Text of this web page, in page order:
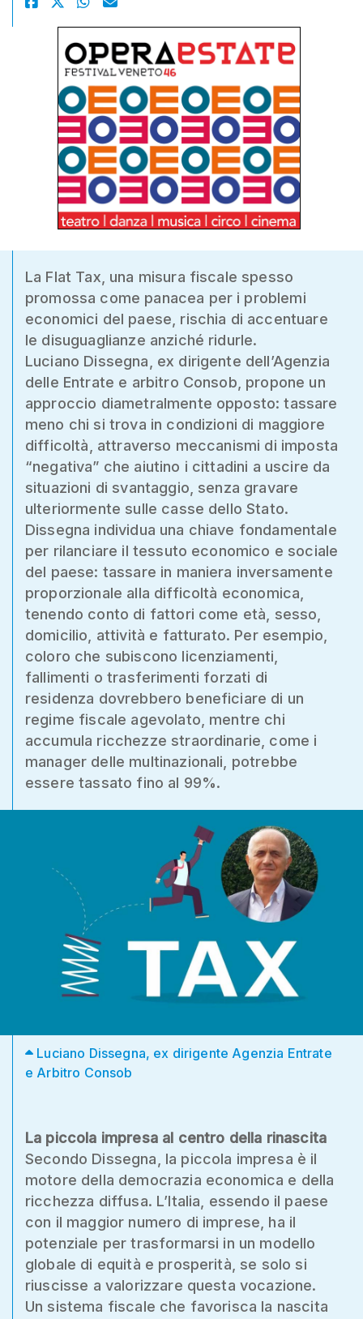
La Flat Tax, una misura fiscale spesso
promossa come panacea per i problemi
economici del paese, rischia di accentuare
le disuguaglianze anziché ridurle.
Luciano Dissegna, ex dirigente dell’Agenzia
delle Entrate e arbitro Consob, propone un
approccio diametralmente opposto: tassare
meno chi si trova in condizioni di maggiore
difficoltà, attraverso meccanismi di imposta
“negativa” che aiutino i cittadini a uscire da
situazioni di svantaggio, senza gravare
ulteriormente sulle casse dello Stato.
Dissegna individua una chiave fondamentale
per rilanciare il tessuto economico e sociale
del paese: tassare in maniera inversamente
proporzionale alla difficoltà economica,
tenendo conto di fattori come età, sesso,
domicilio, attività e fatturato. Per esempio,
coloro che subiscono licenziamenti,
fallimenti o trasferimenti forzati di
residenza dovrebbero beneficiare di un
regime fiscale agevolato, mentre chi
accumula ricchezze straordinarie, come i
manager delle multinazionali, potrebbe
essere tassato fino al 99%.
Luciano Dissegna, ex dirigente Agenzia Entrate
e Arbitro Consob
La piccola impresa al centro della rinascita
Secondo Dissegna, la piccola impresa è il
motore della democrazia economica e della
ricchezza diffusa. L’Italia, essendo il paese
con il maggior numero di imprese, ha il
potenziale per trasformarsi in un modello
globale di equità e prosperità, se solo si
riuscisse a valorizzare questa vocazione.
Un sistema fiscale che favorisca la nascita